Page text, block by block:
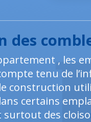
des
, les
tenu de
construction
certains
surtout des